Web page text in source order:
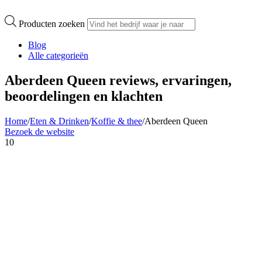
Producten zoeken
Blog
Alle categorieën
Aberdeen Queen reviews, ervaringen,
beoordelingen en klachten
Home/Eten & Drinken/Koffie & thee/Aberdeen Queen
Bezoek de website
10